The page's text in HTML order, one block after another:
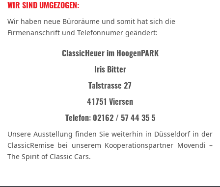
WIR SIND UMGEZOGEN:
Wir haben neue Büroräume und somit hat sich die
Firmenanschrift und Telefonnumer geändert:
ClassicHeuer im HoogenPARK
Iris Bitter
Talstrasse 27
41751 Viersen
Telefon: 02162 / 57 44 35 5
Unsere Ausstellung finden Sie weiterhin in Düsseldorf in der
ClassicRemise bei unserem Kooperationspartner Movendi –
The Spirit of Classic Cars.